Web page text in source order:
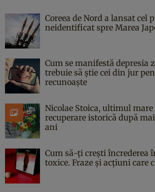
Coreea de Nord a lansat cel
neidentificat spre Marea
Cum se manifestă depresia
trebuie să știe cei din jur
recunoaște
Nicolae Stoica, ultimul
recuperare istorică după
ani
Cum să-ți crești încrederea
toxice. Fraze și acțiuni care